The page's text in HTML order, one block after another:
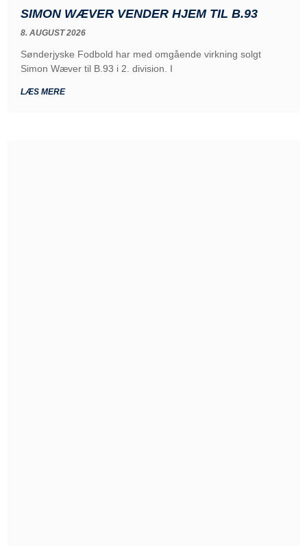
SIMON WÆVER VENDER HJEM TIL B.93
8. AUGUST 2026
Sønderjyske Fodbold har med omgående virkning solgt
Simon Wæver til B.93 i 2. division. I
LÆS MERE